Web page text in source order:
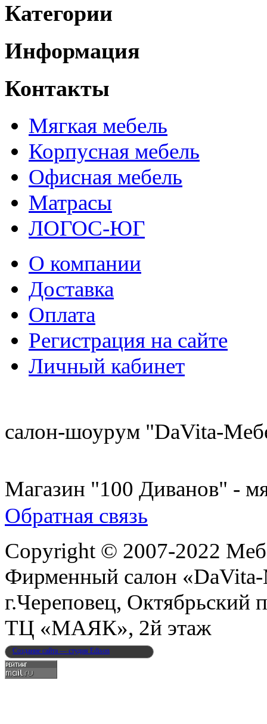
Категории
Информация
Контакты
Мягкая мебель
Корпусная мебель
Офисная мебель
Матрасы
ЛОГОС-ЮГ
О компании
Доставка
Оплата
Регистрация на сайте
Личный кабинет
салон-шоурум "DaVita-
Магазин "100 Диванов" -
Обратная связь
Copyright © 2007-2022
Фирменный салон
г.Череповец, Октябрьский
ТЦ «МАЯК», 2й этаж
Создание сайта — студия Edison